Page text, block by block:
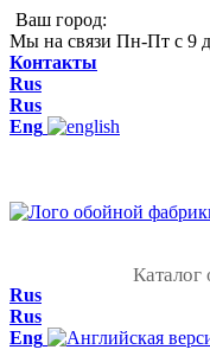
Ваш город:
Мы на связи Пн-Пт с 9
Контакты
Rus
Rus
Eng
Каталог
Rus
Rus
Eng